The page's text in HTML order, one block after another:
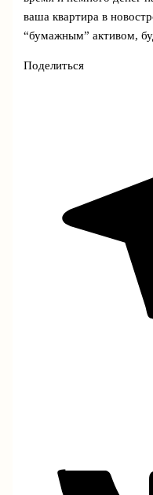
ваша квартира в
“бумажным” активом,
Поделиться